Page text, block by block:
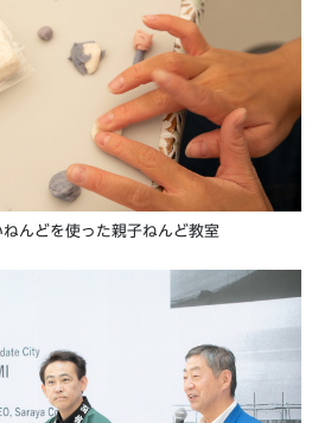
んどを使った親子ねんど教室